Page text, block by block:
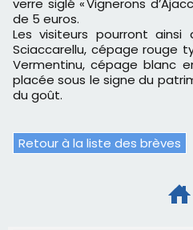
verre siglé « Vignerons
de 5 euros.
Les visiteurs pourront ainsi
Sciaccarellu, cépage rouge
Vermentinu, cépage blanc
placée sous le signe du
du goût.
Retour à la liste des brèves